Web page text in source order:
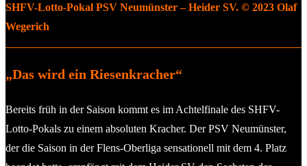
SHFV-Lotto-Pokal PSV Neumünster – Heider SV. © 2023 Olaf
Wegerich
„Das wird ein Riesenkracher“
Bereits früh in der Saison kommt es im Achtelfinale des SHFV-
Lotto-Pokals zu einem absoluten Kracher. Der PSV Neumünster,
der die Saison in der Flens-Oberliga sensationell mit dem 4. Platz